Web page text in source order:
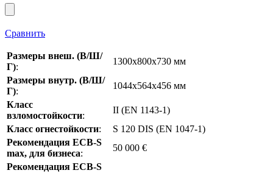
Сравнить
Размеры внеш. (В/Ш/
Г):
1300x800x730 мм
Размеры внутр. (В/Ш/
Г):
1044х564х456 мм
Класс
взломостойкости:
II (EN 1143-1)
Класс огнестойкости:
S 120 DIS (EN 1047-1)
Рекомендация ECB-S
max, для бизнеса:
50 000 €
Рекомендация ECB-S